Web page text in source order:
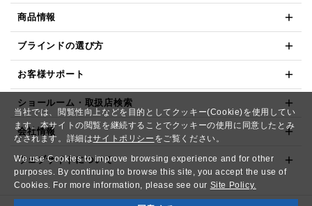
当社では、閲覧性向上などを目的としてクッキー(Cookie)を使用してい
ます。本サイトの閲覧を継続することでクッキーの使用に同意したとみ
なされます。詳細はサイトポリシー をご覧ください。
We use Cookies to improve browsing experience and for other
purposes. By continuing to browse this site, you accept the use of
Cookies. For more information, please see our Site Policy.
商品情報
ブラインドの選び方
お客様サポート
ショールーム・取扱店検索
会社情報
ウェブサイトについて